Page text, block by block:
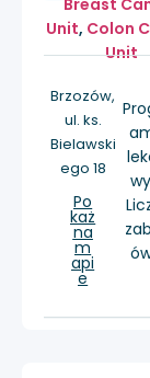
Breast
Unit, Colon
Unit
Brzozów,
ul. ks.
Bielawski
ego 18
Po
każ
na
m
api
e